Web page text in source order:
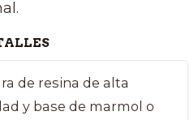
de resina de alta
y base de marmol o